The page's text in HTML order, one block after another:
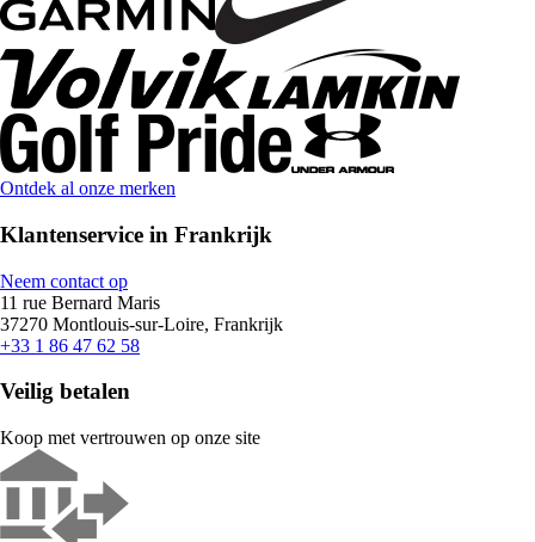
Ontdek al onze merken
Klantenservice in Frankrijk
Neem contact op
11 rue Bernard Maris
37270 Montlouis-sur-Loire, Frankrijk
+33 1 86 47 62 58
Veilig betalen
Koop met vertrouwen op onze site